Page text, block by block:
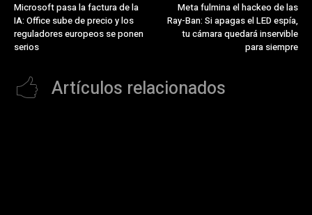
Microsoft pasa la factura de la
IA: Office sube de precio y los
reguladores europeos se ponen
serios
Meta fulmina el hackeo de las
Ray-Ban: Si apagas el LED espía,
tu cámara quedará inservible
para siempre
Artículos relacionados